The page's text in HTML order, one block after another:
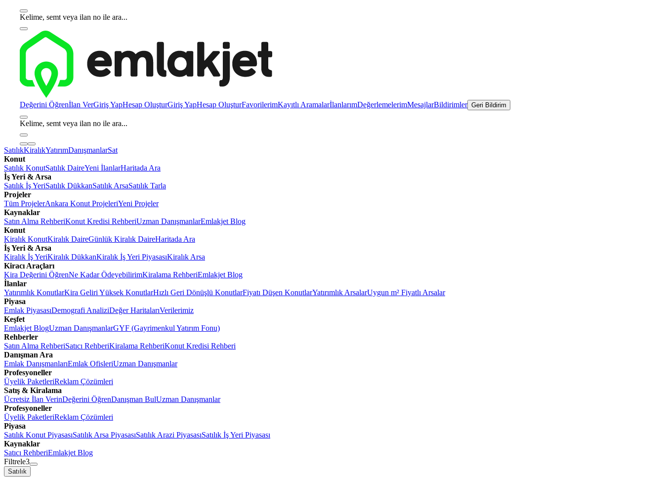
Kelime, semt veya ilan no ile ara...
Değerini Öğrenİlan VerGiriş YapHesap OluşturGiriş YapHesap OluşturFavorilerimKayıtlı AramalarİlanlarımDeğerlemelerimMesajlarBildirimler Geri Bildirim
Kelime, semt veya ilan no ile ara...
SatılıkKiralıkYatırımDanışmanlarSat
Konut
Satılık KonutSatılık DaireYeni İlanlarHaritada Ara
İş Yeri & Arsa
Satılık İş YeriSatılık DükkanSatılık ArsaSatılık Tarla
Projeler
Tüm ProjelerAnkara Konut ProjeleriYeni Projeler
Kaynaklar
Satın Alma RehberiKonut Kredisi RehberiUzman DanışmanlarEmlakjet Blog
Konut
Kiralık KonutKiralık DaireGünlük Kiralık DaireHaritada Ara
İş Yeri & Arsa
Kiralık İş YeriKiralık DükkanKiralık İş Yeri PiyasasıKiralık Arsa
Kiracı Araçları
Kira Değerini ÖğrenNe Kadar ÖdeyebilirimKiralama RehberiEmlakjet Blog
İlanlar
Yatırımlık KonutlarKira Geliri Yüksek KonutlarHızlı Geri Dönüşlü KonutlarFiyatı Düşen KonutlarYatırımlık ArsalarUygun m² Fiyatlı Arsalar
Piyasa
Emlak PiyasasıDemografi AnaliziDeğer HaritalarıVerilerimiz
Keşfet
Emlakjet BlogUzman DanışmanlarGYF (Gayrimenkul Yatırım Fonu)
Rehberler
Satın Alma RehberiSatıcı RehberiKiralama RehberiKonut Kredisi Rehberi
Danışman Ara
Emlak DanışmanlarıEmlak OfisleriUzman Danışmanlar
Profesyoneller
Üyelik PaketleriReklam Çözümleri
Satış & Kiralama
Ücretsiz İlan VerinDeğerini ÖğrenDanışman BulUzman Danışmanlar
Profesyoneller
Üyelik PaketleriReklam Çözümleri
Piyasa
Satılık Konut PiyasasıSatılık Arsa PiyasasıSatılık Arazi PiyasasıSatılık İş Yeri Piyasası
Kaynaklar
Satıcı RehberiEmlakjet Blog
Filtrele3
Satılık